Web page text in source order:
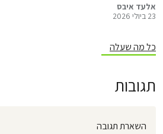
אלעד איבס
23 ביולי 2026
כל מה שעלה
תגובות
השארת תגובה